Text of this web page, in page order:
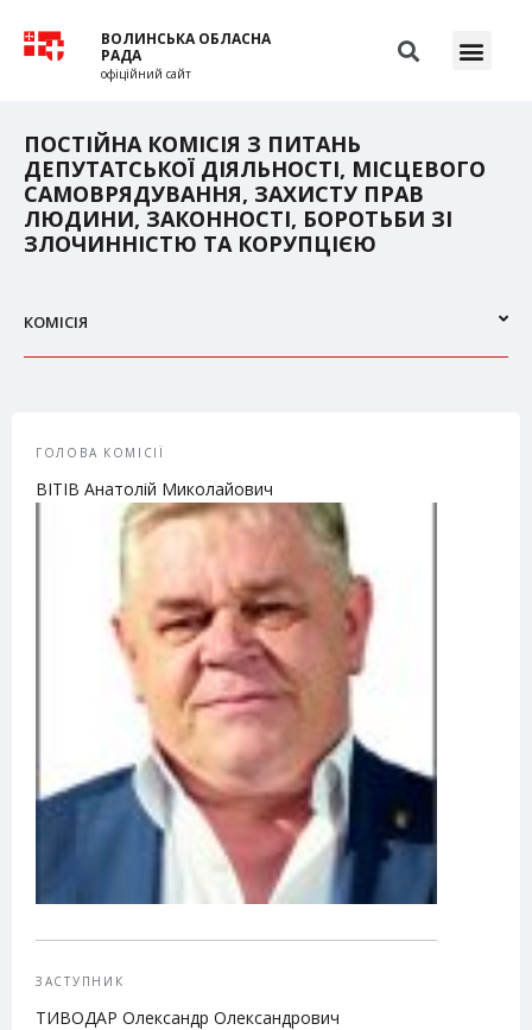
ВОЛИНСЬКА ОБЛАСНА
РАДА
офіційний сайт
ПОСТІЙНА КОМІСІЯ З ПИТАНЬ
ДЕПУТАТСЬКОЇ ДІЯЛЬНОСТІ, МІСЦЕВОГО
САМОВРЯДУВАННЯ, ЗАХИСТУ ПРАВ
ЛЮДИНИ, ЗАКОННОСТІ, БОРОТЬБИ ЗІ
ЗЛОЧИННІСТЮ ТА КОРУПЦІЄЮ
КОМІСІЯ
ГОЛОВА КОМІСІЇ
ВІТІВ Анатолій Миколайович
ЗАСТУПНИК
ТИВОДАР Олександр Олександрович